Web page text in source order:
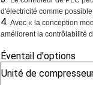
d'électricité comme
4. Avec « la conception
améliorent la contrôlabilité
Éventail d'options
Unité de